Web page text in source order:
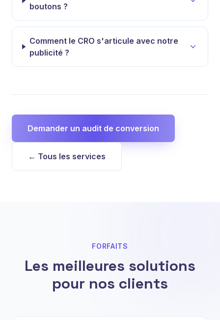
boutons ?
Comment le CRO s'articule avec notre
publicité ?
Demander un audit de conversion
← Tous les services
FORFAITS
Les meilleures solutions
pour nos clients